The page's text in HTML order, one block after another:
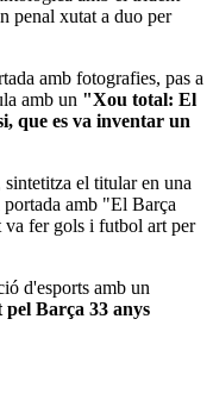
penal xutat a duo per
amb fotografies, pas a
amb un "Xou total: El
que es va inventar un
sintetitza el titular en una
amb "El Barça
va fer gols i futbol art per
d'esports amb un
Barça 33 anys